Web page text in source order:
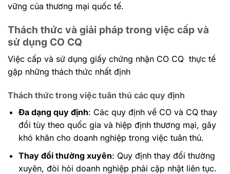
vững của thương mại quốc tế.
Thách thức và giải pháp trong việc cấp và
sử dụng CO CQ
Việc cấp và sử dụng giấy chứng nhận CO CQ thực tế
gặp những thách thức nhất định
Thách thức trong việc tuân thủ các quy định
Đa dạng quy định: Các quy định về CO và CQ thay
đổi tùy theo quốc gia và hiệp định thương mại, gây
khó khăn cho doanh nghiệp trong việc tuân thủ.
Thay đổi thường xuyên: Quy định thay đổi thường
xuyên, đòi hỏi doanh nghiệp phải cập nhật liên tục.